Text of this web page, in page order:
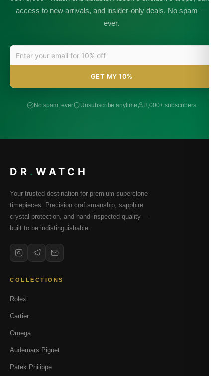
access to new arrivals, and insider-only deals. No spam —
ever.
GET MY 10%
No spam, ever Unsubscribe anytime 8,000+ subscribers
DR . WATCH
Your trusted destination for premium superclone
timepieces. Precision craftsmanship, sapphire
crystal protection, and hand-inspected quality —
built to be indistinguishable.
COLLECTIONS
Rolex
Cartier
Omega
Audemars Piguet
Patek Philippe